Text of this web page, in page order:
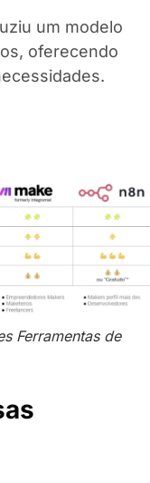
um modelo
oferecendo
Ferramentas de